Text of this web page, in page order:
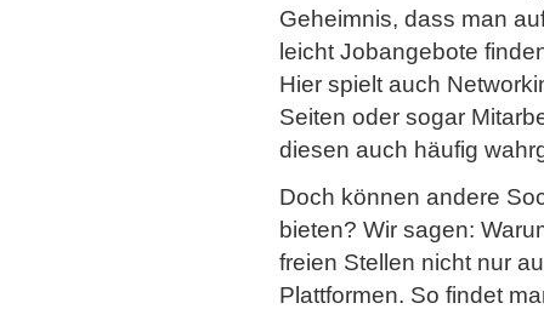
Geheimnis, dass man
leicht Jobangebote
Hier spielt auch
Seiten oder sogar
diesen auch häufig
Doch können andere
bieten? Wir sagen:
freien Stellen nicht nur
Plattformen. So findet